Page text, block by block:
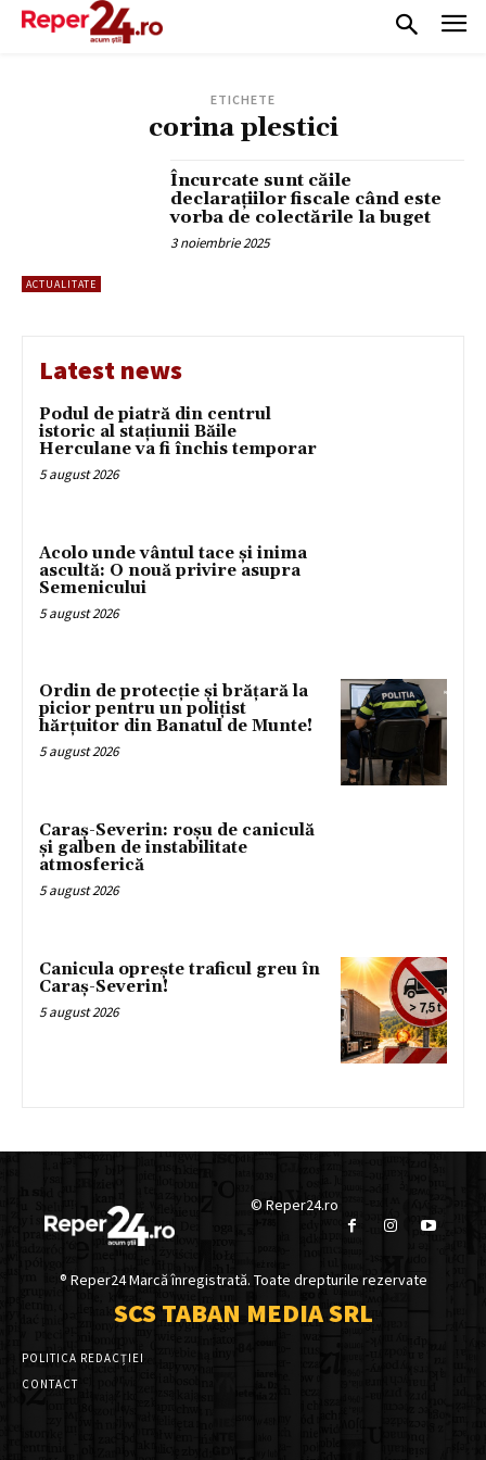
ETICHETE
corina plestici
ACTUALITATE
Încurcate sunt căile
declarațiilor fiscale când este
vorba de colectările la buget
3 noiembrie 2025
Latest news
Podul de piatră din centrul
istoric al stațiunii Băile
Herculane va fi închis temporar
5 august 2026
Acolo unde vântul tace și inima
ascultă: O nouă privire asupra
Semenicului
5 august 2026
Ordin de protecție și brățară la
picior pentru un polițist
hărțuitor din Banatul de Munte!
5 august 2026
Caraș-Severin: roșu de caniculă
și galben de instabilitate
atmosferică
5 august 2026
Canicula oprește traficul greu în
Caraș-Severin!
5 august 2026
© Reper24.ro
® Reper24 Marcă înregistrată. Toate drepturile rezervate
SCS TABAN MEDIA SRL
POLITICA REDACȚIEI
CONTACT